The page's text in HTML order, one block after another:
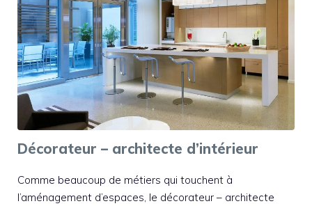
Décorateur – architecte d’intérieur
Comme beaucoup de métiers qui touchent à
l’aménagement d’espaces, le décorateur – architecte